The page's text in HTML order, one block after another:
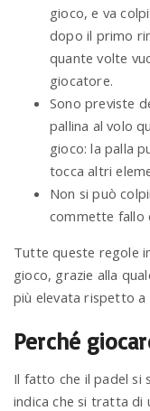
gioco, e va
dopo il primo
quante volte
giocatore.
Sono previste
pallina al volo
gioco: la palla
tocca altri
Non si può
commette fallo
Tutte queste regole
gioco, grazie alla
più elevata rispetto
Perché
Il fatto che il padel si
indica che si tratta di